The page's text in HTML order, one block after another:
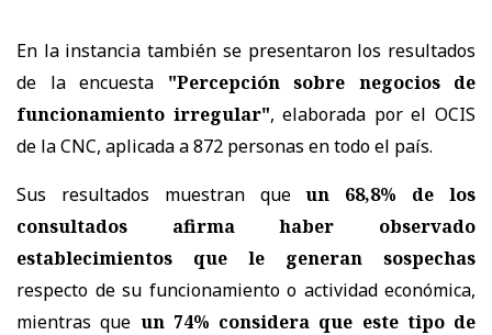
En la instancia también se presentaron los resultados
de la encuesta "Percepción sobre negocios de
funcionamiento irregular", elaborada por el OCIS
de la CNC, aplicada a 872 personas en todo el país.
Sus resultados muestran queun 68,8% de los
consultados afirma haber observado
establecimientos que le generan sospechas
respecto de su funcionamiento o actividad económica,
mientras que un 74% considera que este tipo de